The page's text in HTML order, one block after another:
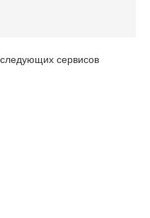
сервисов